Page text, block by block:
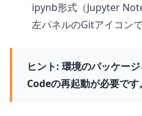
ipynb形式（Jupyter
左パネルのGitアイコン
ヒント: 環境のパッケー
Codeの再起動が必要です。